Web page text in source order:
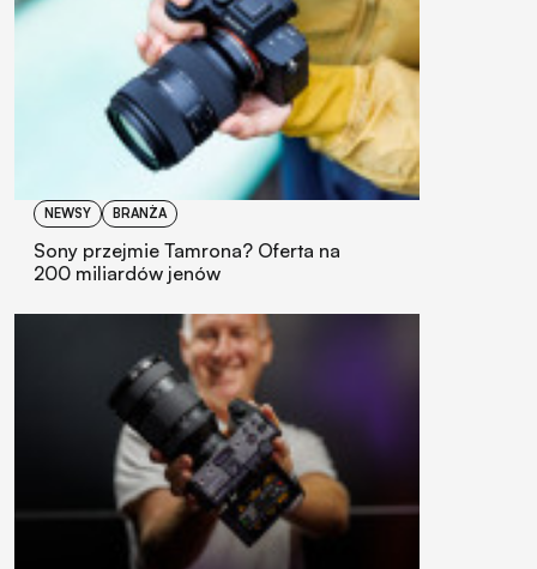
NEWSY BRANŻA
Sony przejmie Tamrona? Oferta na
200 miliardów jenów